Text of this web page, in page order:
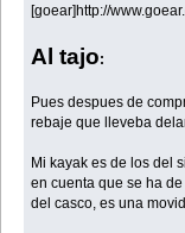
[goear]http://
Al tajo:
Pues despues de
rebaje que lleveba
Mi kayak es de los del
en cuenta que se ha
del casco, es una